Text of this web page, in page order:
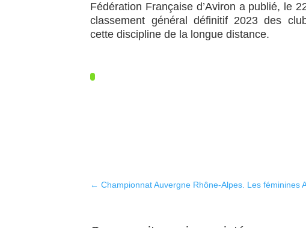
Fédération Française d’Aviron a publié, le
classement général définitif 2023 des
cette discipline de la longue distance.
←Championnat Auvergne Rhône-Alpes. Les féminines